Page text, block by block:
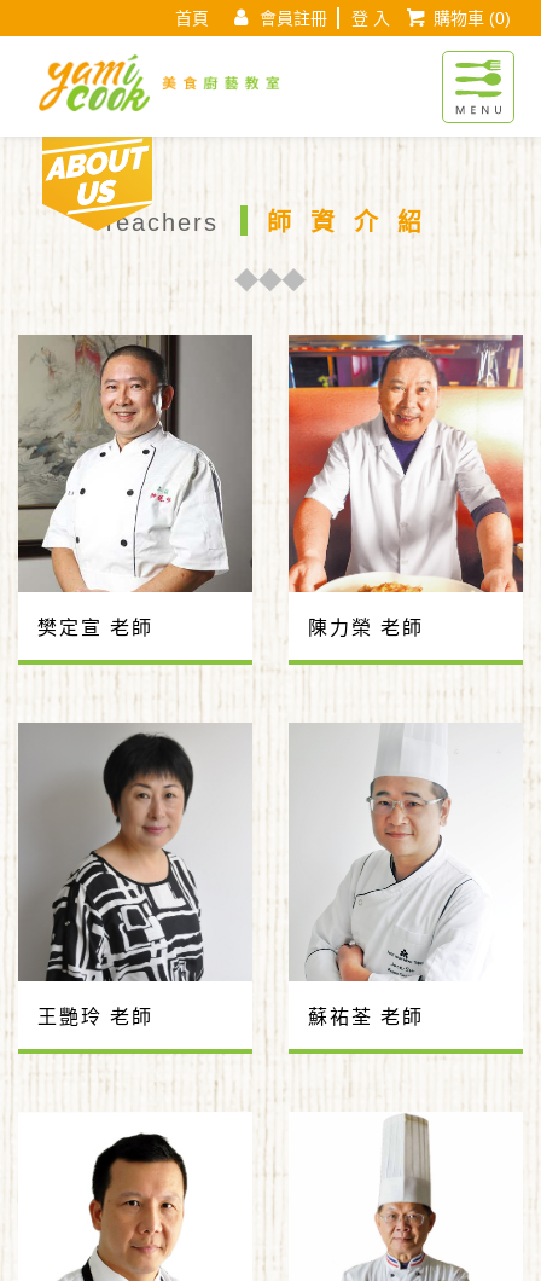
首頁 會員註冊 登 入 購物車(0)
Yamicook美食
現在位置 : 首 頁
Teachers 師資介紹
樊定宣 老師 陳力榮 老師
王艷玲 老師 蘇祐荃 老師